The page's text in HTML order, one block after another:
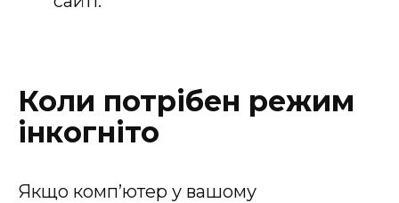
Коли потрібен режим
інкогніто
Якщо комп’ютер у вашому